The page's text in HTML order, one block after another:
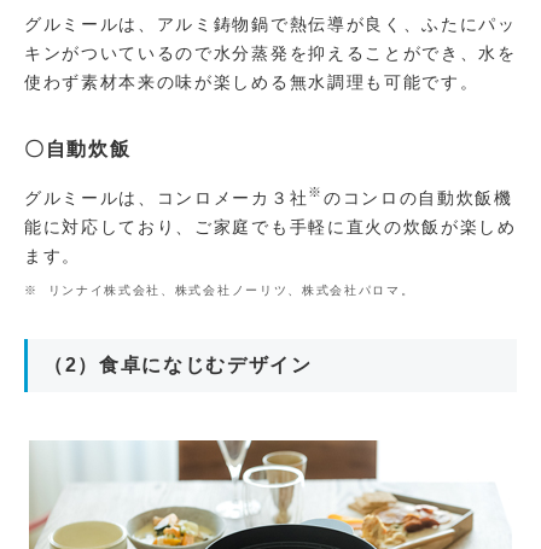
グルミールは、アルミ鋳物鍋で熱伝導が良く、ふたにパッ
キンがついているので水分蒸発を抑えることができ、水を
使わず素材本来の味が楽しめる無水調理も可能です。
〇自動炊飯
グルミールは、コンロメーカ３社 ※ のコンロの自動炊飯機
能に対応しており、ご家庭でも手軽に直火の炊飯が楽しめ
ます。
リンナイ株式会社、株式会社ノーリツ、株式会社パロマ。
（2）食卓になじむデザイン